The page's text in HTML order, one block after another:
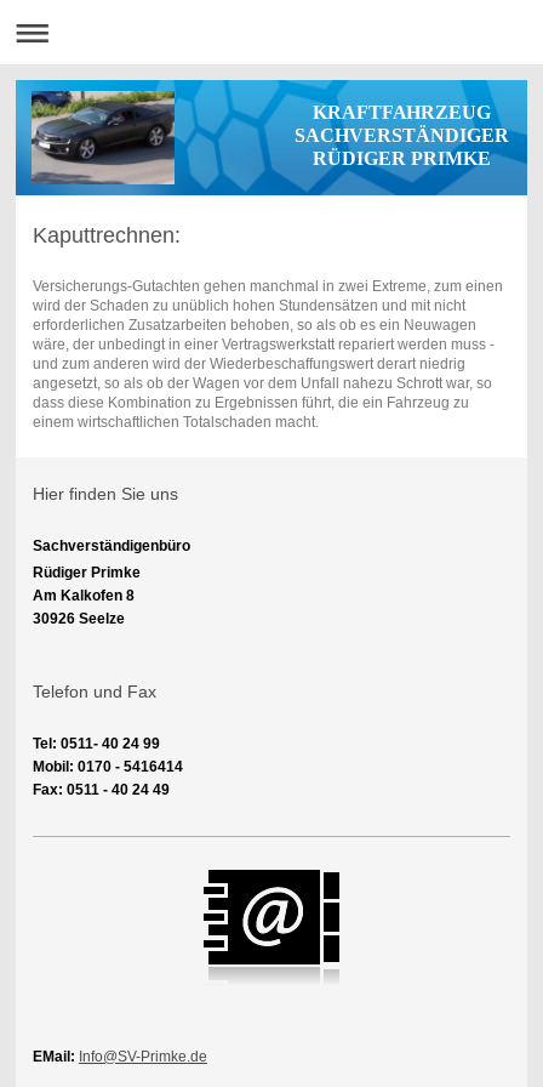
KRAFTFAHRZEUG
SACHVERSTÄNDIGER
RÜDIGER PRIMKE
Kaputtrechnen:
Versicherungs-Gutachten gehen manchmal in zwei Extreme, zum einen
wird der Schaden zu unüblich hohen Stundensätzen und mit nicht
erforderlichen Zusatzarbeiten behoben, so als ob es ein Neuwagen
wäre, der unbedingt in einer Vertragswerkstatt repariert werden muss -
und zum anderen wird der Wiederbeschaffungswert derart niedrig
angesetzt, so als ob der Wagen vor dem Unfall nahezu Schrott war, so
dass diese Kombination zu Ergebnissen führt, die ein Fahrzeug zu
einem wirtschaftlichen Totalschaden macht.
Hier finden Sie uns
Sachverständigenbüro
Rüdiger Primke
Am Kalkofen 8
30926 Seelze
Telefon und Fax
Tel: 0511- 40 24 99
Mobil: 0170 - 5416414
Fax: 0511 - 40 24 49
EMail: Info@SV-Primke.de